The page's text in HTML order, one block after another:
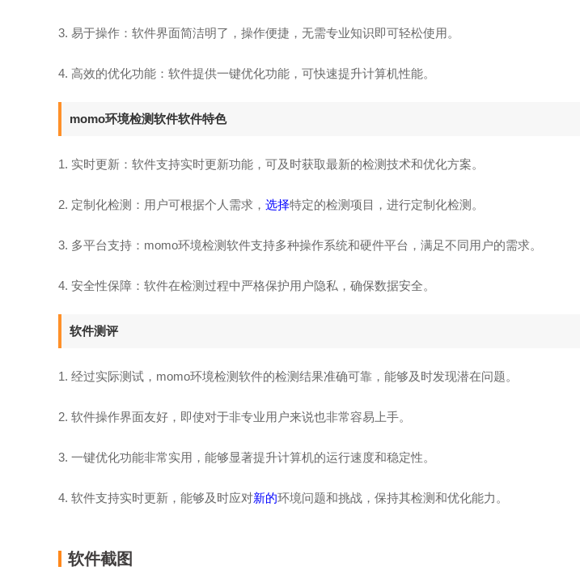
3. 易于操作：软件界面简洁明了，操作便捷，无需专业知识即可轻松使用。
4. 高效的优化功能：软件提供一键优化功能，可快速提升计算机性能。
momo环境检测软件软件特色
1. 实时更新：软件支持实时更新功能，可及时获取最新的检测技术和优化方案。
2. 定制化检测：用户可根据个人需求， 选择特定的检测项目，进行定制化检测。
3. 多平台支持：momo环境检测软件支持多种操作系统和硬件平台，满足不同用户的需求。
4. 安全性保障：软件在检测过程中严格保护用户隐私，确保数据安全。
软件测评
1. 经过实际测试，momo环境检测软件的检测结果准确可靠，能够及时发现潜在问题。
2. 软件操作界面友好，即使对于非专业用户来说也非常容易上手。
3. 一键优化功能非常实用，能够显著提升计算机的运行速度和稳定性。
4. 软件支持实时更新，能够及时应对新的环境问题和挑战，保持其检测和优化能力。
软件截图